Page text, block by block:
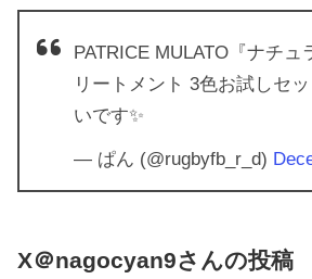
PATRICE MULATO『ナチュ
リートメント 3色お試しセ
いです✨
— ぱん (@rugbyfb_r_d)
X＠nagocyan9さんの投稿